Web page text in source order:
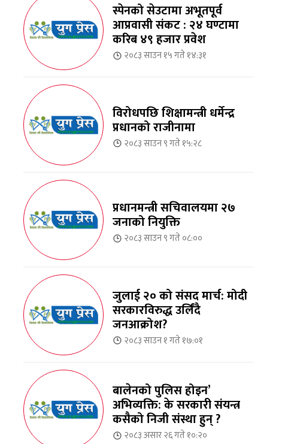
स्पेनको सेउटामा अभूतपूर्व
आप्रवासी संकट : २४ घण्टामा
करिब ४९ हजार प्रवेश
२०८३ साउन १५ गते १४:३१
विरोधपछि शिक्षामन्त्री धर्मेन्द्र
प्रधानको राजीनामा
२०८३ साउन ९ गते १५:२८
प्रधानमन्त्री सचिवालयमा २७
जनाको नियुक्ति
२०८३ साउन ९ गते ०८:००
जुलाई २० को संसद मार्च: मोदी
सरकारविरुद्ध उर्लिंदै
जनआक्रोश?
२०८३ साउन १ गते १७:०१
बालेनको पुलिस होइन’
अभिव्यक्ति: के सरकारी संयन्त्र
कसैको निजी संस्था हुन् ?
२०८३ असार २६ गते १०:२०